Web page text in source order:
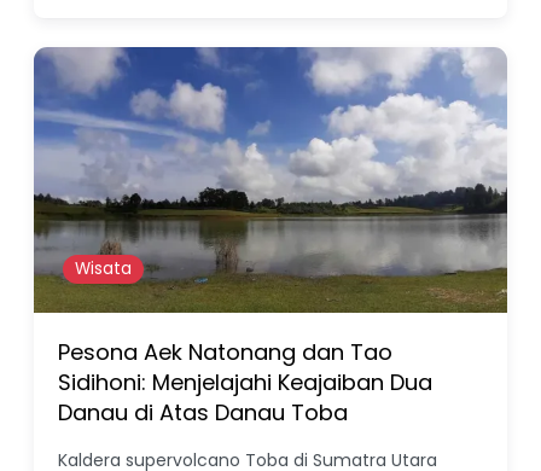
Wisata
Pesona Aek Natonang dan Tao
Sidihoni: Menjelajahi Keajaiban Dua
Danau di Atas Danau Toba
Kaldera supervolcano Toba di Sumatra Utara